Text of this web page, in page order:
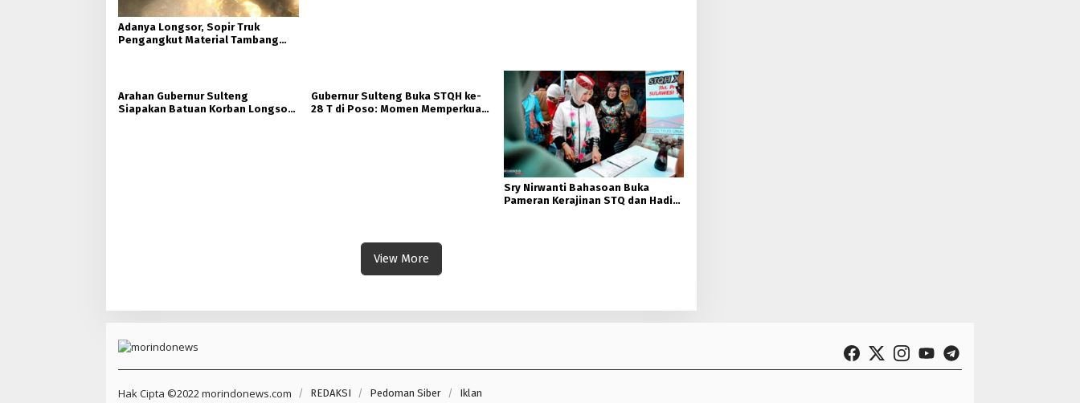
Adanya Longsor, Sopir Truk
Pengangkut Material Tambang
Arahan Gubernur Sulteng
Siapakan Batuan Korban Longsor,
Gubernur Sulteng Buka STQH ke-
28 T di Poso: Momen Memperkuat
Sry Nirwanti Bahasoan Buka
Pameran Kerajinan STQ dan Hadits
View More
Hak Cipta ©2022 morindonews.com REDAKSI Pedoman Siber Iklan